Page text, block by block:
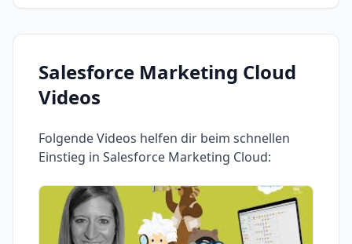
Salesforce Marketing Cloud
Videos
Folgende Videos helfen dir beim schnellen
Einstieg in Salesforce Marketing Cloud: